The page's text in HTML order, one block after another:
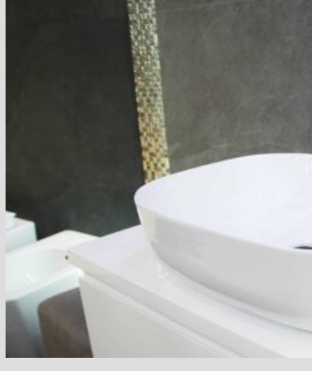
Žiadne produkty v košíku.